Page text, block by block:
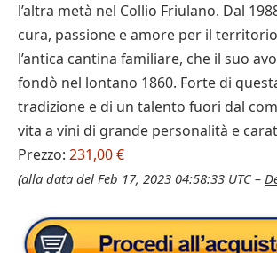
l’altra metà nel Collio Friulano. Dal
cura, passione e amore per il
l’antica cantina familiare, che il suo
fondò nel lontano 1860. Forte di
tradizione e di un talento fuori dal
vita a vini di grande personalità e
Prezzo: 231,00 €
(alla data del Feb 17, 2023 04:58:33 UTC –